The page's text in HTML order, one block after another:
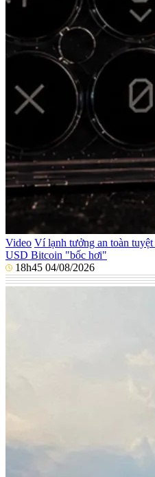
Video Ví lạnh tưởng an toàn
USD Bitcoin "bốc hơi"
18h45 04/08/2026